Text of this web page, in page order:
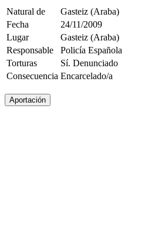
Natural de
Gasteiz (Araba)
Fecha
24/11/2009
Lugar
Gasteiz (Araba)
Responsable
Policía Española
Torturas
Sí. Denunciado
Consecuencia Encarcelado/a